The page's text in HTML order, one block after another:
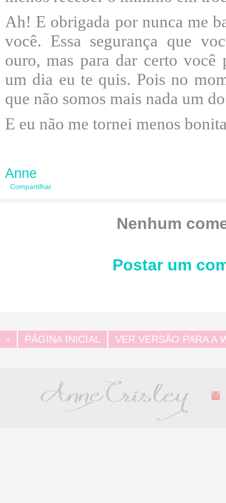
Ah! E obrigada por nunca me
você. Essa segurança que
ouro, mas para dar certo você
um dia eu te quis. Pois no
que não somos mais nada um
E eu não me tornei menos
Anne
Compartilhar
Nenhum
Postar um
‹ PÁGINA INICIAL VER VERSÃO PARA A